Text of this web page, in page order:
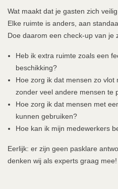
Wat maakt dat je gasten zich
Elke ruimte is anders, aan
Doe daarom een check-up van je
Heb ik extra ruimte zoals een
beschikking?
Hoe zorg ik dat mensen zo
zonder veel andere mensen te
Hoe zorg ik dat mensen met
kunnen gebruiken?
Hoe kan ik mijn medewerkers
Eerlijk: er zijn geen pasklare
denken wij als experts graag mee!